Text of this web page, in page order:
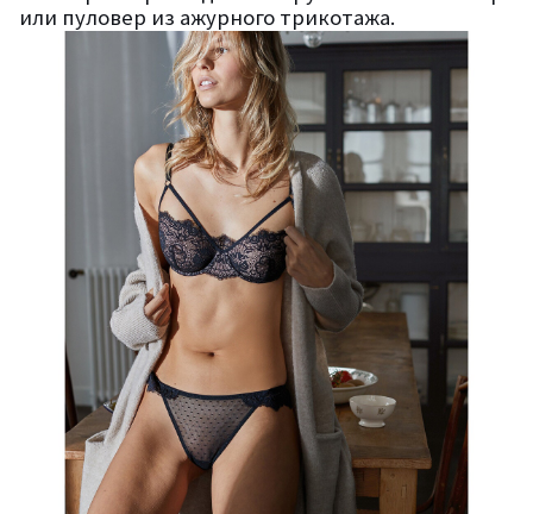
или пуловер из ажурного трикотажа.